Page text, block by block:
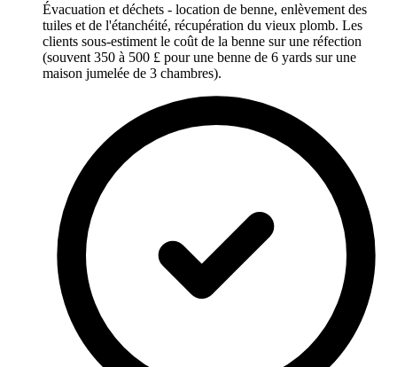
Évacuation et déchets - location de benne, enlèvement des
tuiles et de l'étanchéité, récupération du vieux plomb. Les
clients sous-estiment le coût de la benne sur une réfection
(souvent 350 à 500 £ pour une benne de 6 yards sur une
maison jumelée de 3 chambres).